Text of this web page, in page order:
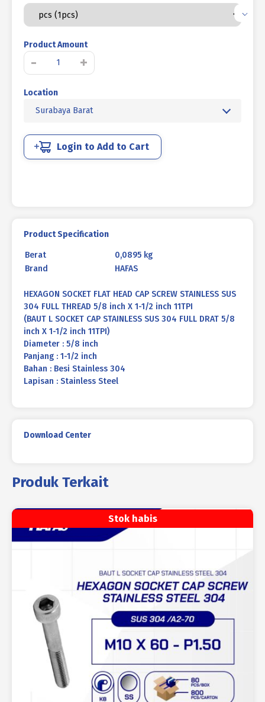
Product Amount
-
Kuantitas
SOCKET
CAP
304
FULL
1/2
11TPI
+
Location
Surabaya Barat
Login to Add to Cart
Product Specification
Berat
0,0895 kg
Brand
HAFAS
HEXAGON SOCKET FLAT HEAD CAP SCREW STAINLESS SUS
304 FULL THREAD 5/8 inch X 1-1/2 inch 11TPI
(BAUT L SOCKET CAP STAINLESS SUS 304 FULL DRAT 5/8
inch X 1-1/2 inch 11TPI)
Diameter : 5/8 inch
Panjang : 1-1/2 inch
Bahan : Besi Stainless 304
Lapisan : Stainless Steel
Download Center
Produk Terkait
Stok habis